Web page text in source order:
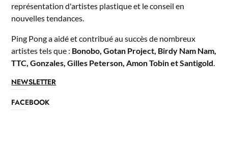
représentation d'artistes plastique et le conseil en
nouvelles tendances.
Ping Pong a aidé et contribué au succès de nombreux
artistes tels que : Bonobo, Gotan Project, Birdy Nam Nam,
TTC, Gonzales, Gilles Peterson, Amon Tobin et Santigold
NEWSLETTER
FACEBOOK